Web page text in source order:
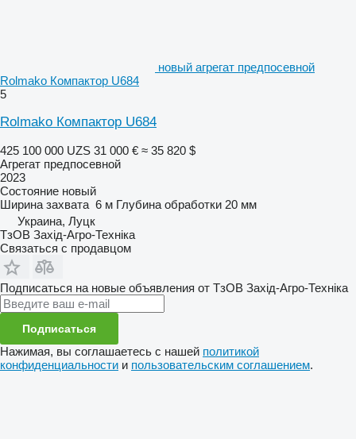
новый агрегат предпосевной
Rolmako Компактор U684
5
Rolmako Компактор U684
425 100 000 UZS 31 000 € ≈ 35 820 $
Агрегат предпосевной
2023
Состояние новый
Ширина захвата 6 м Глубина обработки 20 мм
Украина, Луцк
ТзОВ Захід-Агро-Техніка
Связаться с продавцом
Подписаться на новые объявления от ТзОВ Захід-Агро-Техніка
Подписаться
Нажимая, вы соглашаетесь с нашей политикой
конфиденциальности и пользовательским соглашением.